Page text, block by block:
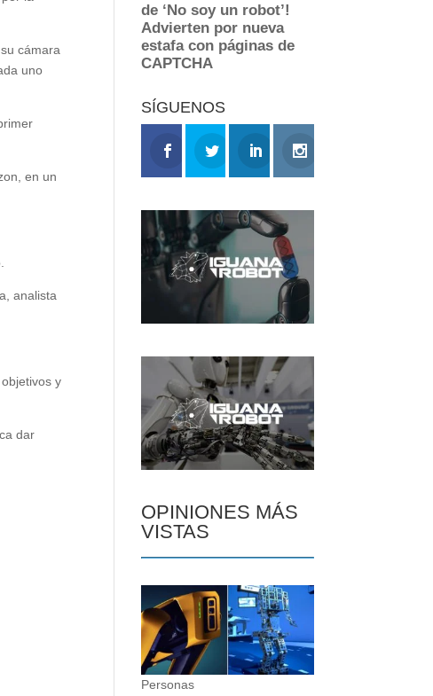
cámara
uno
en un
analista
y
dar
SÍGUENOS
OPINIONES MÁS
VISTAS